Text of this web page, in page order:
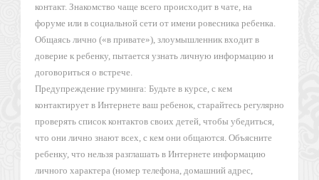
контакт. Знакомство чаще всего происходит в чате, на
форуме или в социальной сети от имени ровесника ребенка.
Общаясь лично («в привате»), злоумышленник входит в
доверие к ребенку, пытается узнать личную информацию и
договориться о встрече.
Предупреждение груминга: Будьте в курсе, с кем
контактирует в Интернете ваш ребенок, старайтесь регулярно
проверять список контактов своих детей, чтобы убедиться,
что они лично знают всех, с кем они общаются. Объясните
ребенку, что нельзя разглашать в Интернете информацию
личного характера (номер телефона, домашний адрес,